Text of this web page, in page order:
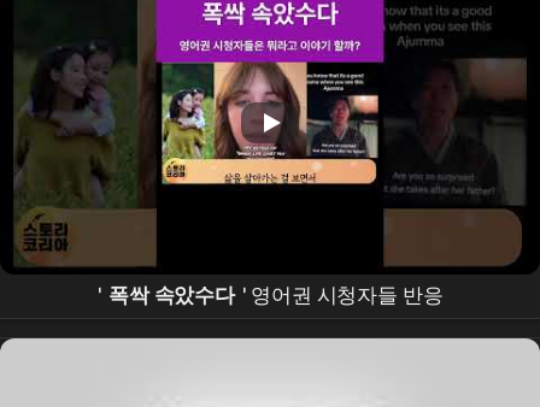
' 폭싹 속았수다 ' 영어권 시청자들 반응